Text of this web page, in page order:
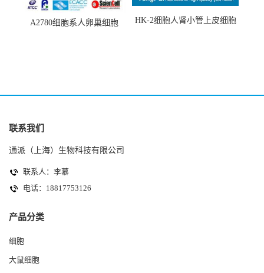
A2780细胞系人卵巢细胞
HK-2细胞人肾小管上皮细胞
联系我们
通派（上海）生物科技有限公司
联系人：李慕
电话：18817753126
产品分类
细胞
大鼠细胞